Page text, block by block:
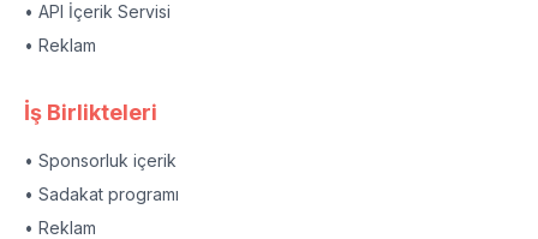
• API İçerik Servisi
• Reklam
İş Birlikteleri
• Sponsorluk içerik
• Sadakat programı
• Reklam